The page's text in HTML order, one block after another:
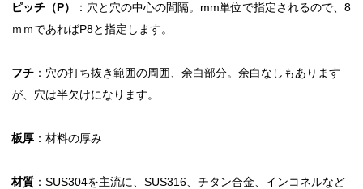
ピッチ（P）
：穴と穴の中心の間隔。mm単位で指定されるので、8
ｍｍであればP8と指定します。
フチ：穴の打ち抜き範囲の周囲、余白部分。余白なしもあります
が、穴は半欠けになります。
板厚：材料の厚み
材質：SUS304を主流に、SUS316、チタン合金、インコネルなど